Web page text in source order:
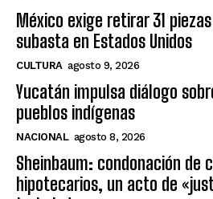
México exige retirar 31
subasta en Estados Unidos
CULTURA agosto 9, 2026
Yucatán impulsa diálogo
pueblos indígenas
NACIONAL agosto 8, 2026
Sheinbaum: condonación de
hipotecarios, un acto de